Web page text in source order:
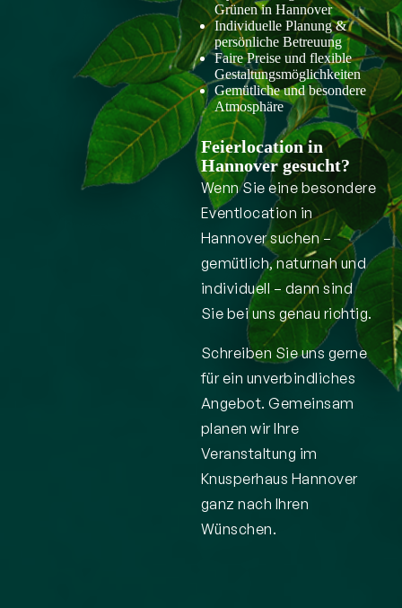
Grünen in Hannover
Individuelle Planung &
persönliche Betreuung
Faire Preise und flexible
Gestaltungsmöglichkeiten
Gemütliche und besondere
Atmosphäre
Feierlocation in
Hannover gesucht?
Wenn Sie eine besondere
Eventlocation in
Hannover suchen –
gemütlich, naturnah und
individuell – dann sind
Sie bei uns genau richtig.
Schreiben Sie uns gerne
für ein unverbindliches
Angebot. Gemeinsam
planen wir Ihre
Veranstaltung im
Knusperhaus Hannover
ganz nach Ihren
Wünschen.